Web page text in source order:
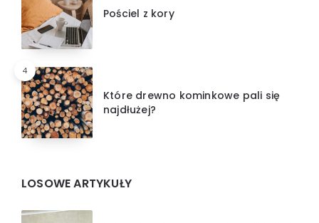
Pościel z kory
4
Które drewno kominkowe pali się
najdłużej?
LOSOWE ARTYKUŁY